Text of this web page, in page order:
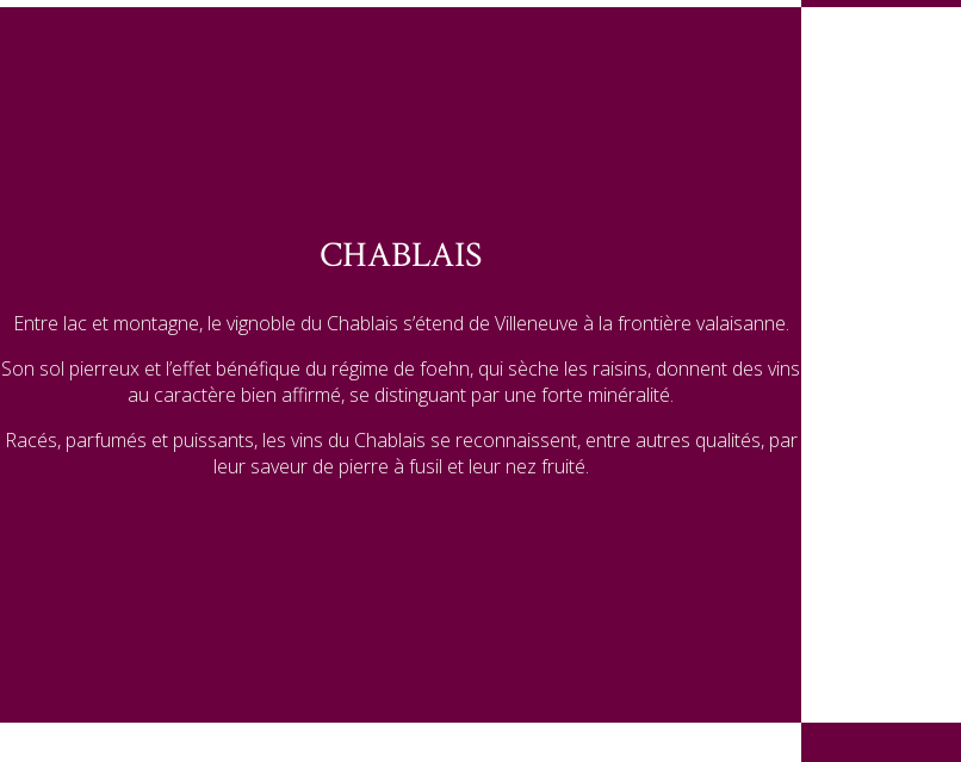
CHABLAIS
Entre lac et montagne, le vignoble du Chablais s’étend de Villeneuve à la frontière valaisanne.
Son sol pierreux et l’effet bénéfique du régime de foehn, qui sèche les raisins, donnent des vins
au caractère bien affirmé, se distinguant par une forte minéralité.
Racés, parfumés et puissants, les vins du Chablais se reconnaissent, entre autres qualités, par
leur saveur de pierre à fusil et leur nez fruité.